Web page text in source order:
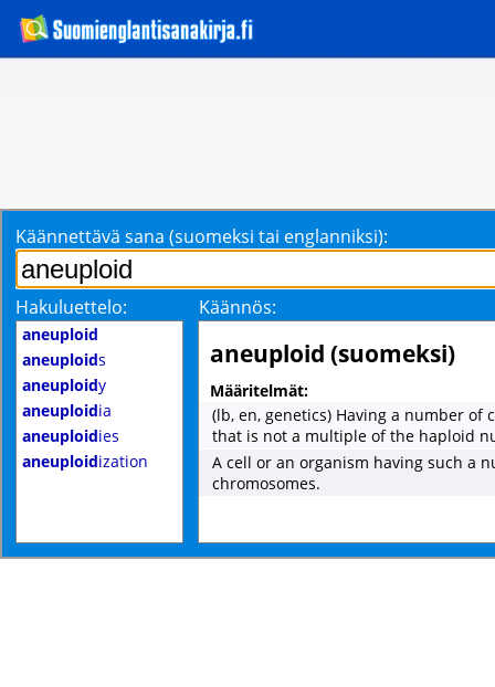
Käännettävä sana (suomeksi tai englanniksi):
Hakuluettelo: Käännös:
aneuploid
aneuploids
aneuploidy
aneuploidia
aneuploidies
aneuploidization
aneuploid (suomeksi)
Määritelmät:
(lb, en, genetics) Having a number of
that is not a multiple of the haploid
A cell or an organism having such a
chromosomes.